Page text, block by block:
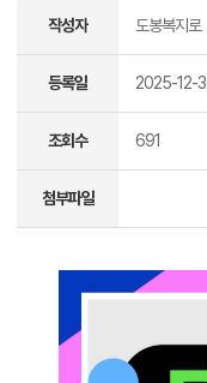
작성자 도봉복지로
등록일 2025-12-
조회수 691
첨부파일